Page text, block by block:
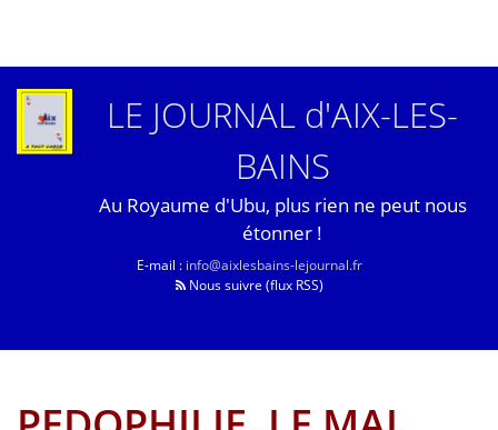
LE JOURNAL d'AIX-LES-
BAINS
Au Royaume d'Ubu, plus rien ne peut nous
étonner !
E-mail : info@aixlesbains-lejournal.fr
Nous suivre (flux RSS)